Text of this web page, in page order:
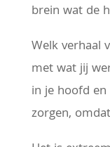
brein wat de
Welk verhaal
met wat jij
in je hoofd
zorgen,